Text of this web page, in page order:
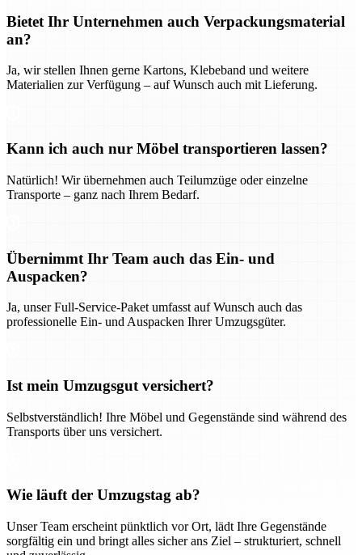
Bietet Ihr Unternehmen auch Verpackungsmaterial
an?
Ja, wir stellen Ihnen gerne Kartons, Klebeband und weitere
Materialien zur Verfügung – auf Wunsch auch mit Lieferung.
Kann ich auch nur Möbel transportieren lassen?
Natürlich! Wir übernehmen auch Teilumzüge oder einzelne
Transporte – ganz nach Ihrem Bedarf.
Übernimmt Ihr Team auch das Ein- und
Auspacken?
Ja, unser Full-Service-Paket umfasst auf Wunsch auch das
professionelle Ein- und Auspacken Ihrer Umzugsgüter.
Ist mein Umzugsgut versichert?
Selbstverständlich! Ihre Möbel und Gegenstände sind während des
Transports über uns versichert.
Wie läuft der Umzugstag ab?
Unser Team erscheint pünktlich vor Ort, lädt Ihre Gegenstände
sorgfältig ein und bringt alles sicher ans Ziel – strukturiert, schnell